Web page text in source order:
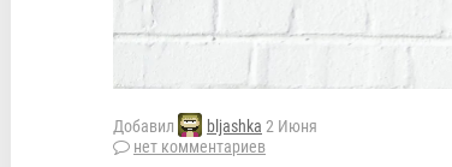
Добавил bljashka 2 Июня
нет комментариев